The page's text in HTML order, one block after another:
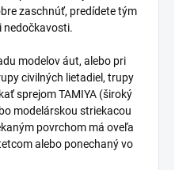
zaschnúť, predídete tým
nedočkavosti.
modelov áut, alebo pri
civilných lietadiel, trupy
sprejom TAMIYA (široký
modelárskou striekacou
povrchom má oveľa
alebo ponechaný vo